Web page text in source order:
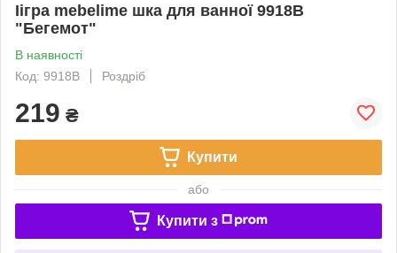
Іігра mebelime шка для ванної 9918B
"Бегемот"
В наявності
Код: 9918B
Роздріб
219 ₴
Купити
або
Купити з